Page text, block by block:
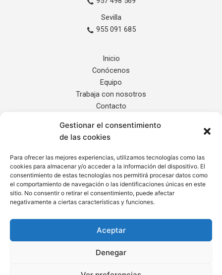
Gestionar el consentimiento
de las cookies
Para ofrecer las mejores experiencias, utilizamos tecnologías como las
cookies para almacenar y/o acceder a la información del dispositivo. El
consentimiento de estas tecnologías nos permitirá procesar datos como
el comportamiento de navegación o las identificaciones únicas en este
sitio. No consentir o retirar el consentimiento, puede afectar
negativamente a ciertas características y funciones.
Aceptar
Denegar
Sevilla
955 091 685
Inicio
Conócenos
Equipo
Trabaja con nosotros
Contacto
Servicios
Localización
Internacional
Informe de Transparencia
Aviso Legal
Política de Privacidad
Cláusula de Protección de Datos
Política de Cookies